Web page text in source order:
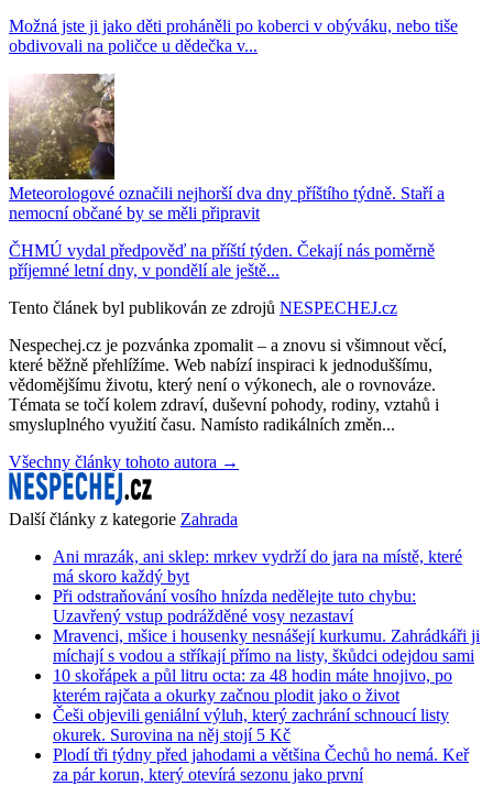
Možná jste ji jako děti proháněli po koberci v obýváku, nebo tiše
obdivovali na poličce u dědečka v...
Meteorologové označili nejhorší dva dny příštího týdně. Staří a
nemocní občané by se měli připravit
ČHMÚ vydal předpověď na příští týden. Čekají nás poměrně
příjemné letní dny, v pondělí ale ještě...
Tento článek byl publikován ze zdrojů NESPECHEJ.cz
Nespechej.cz je pozvánka zpomalit – a znovu si všimnout věcí,
které běžně přehlížíme. Web nabízí inspiraci k jednoduššímu,
vědomějšímu životu, který není o výkonech, ale o rovnováze.
Témata se točí kolem zdraví, duševní pohody, rodiny, vztahů i
smysluplného využití času. Namísto radikálních změn...
Všechny články tohoto autora →
Další články z kategorie Zahrada
Ani mrazák, ani sklep: mrkev vydrží do jara na místě, které
má skoro každý byt
Při odstraňování vosího hnízda nedělejte tuto chybu:
Uzavřený vstup podrážděné vosy nezastaví
Mravenci, mšice i housenky nesnášejí kurkumu. Zahrádkáři ji
míchají s vodou a stříkají přímo na listy, škůdci odejdou sami
10 skořápek a půl litru octa: za 48 hodin máte hnojivo, po
kterém rajčata a okurky začnou plodit jako o život
Češi objevili geniální výluh, který zachrání schnoucí listy
okurek. Surovina na něj stojí 5 Kč
Plodí tři týdny před jahodami a většina Čechů ho nemá. Keř
za pár korun, který otevírá sezonu jako první